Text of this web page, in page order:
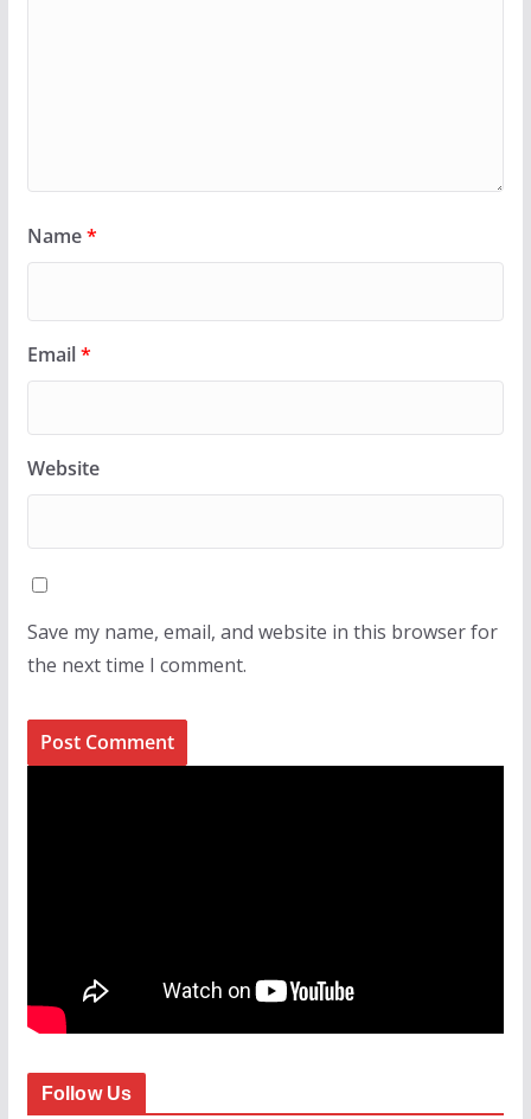
Name*
Email*
Website
Save my name, email, and website in this browser for
the next time I comment.
Follow Us